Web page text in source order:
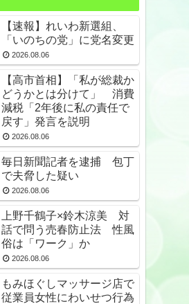
【速報】れいわ新選組、
「いのちの党」に党名変更
2026.08.06
【高市首相】「私が総裁か
どうかとは分けて」 消費
減税「2年後に私の責任で
戻す」発言を説明
2026.08.06
毎日新聞記者を逮捕 包丁
で夫脅した疑い
2026.08.06
上野千鶴子×鈴木涼美 対
話で問う売春防止法 性風
俗は「ワーク」か
2026.08.06
もみほぐしマッサージ店で
従業員女性にわいせつ行為